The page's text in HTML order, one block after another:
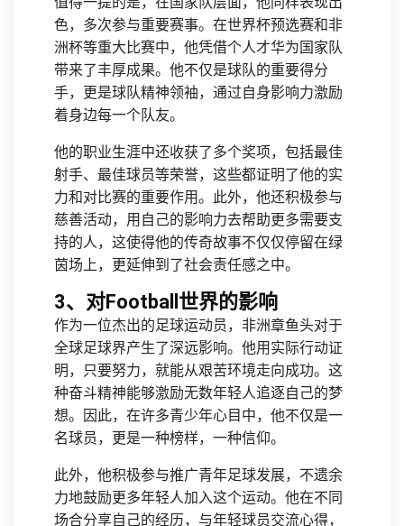
色，多次参与重要赛事。在世界杯预选赛和非
洲杯等重大比赛中，他凭借个人才华为国家队
带来了丰厚成果。他不仅是球队的重要得分
手，更是球队精神领袖，通过自身影响力激励
着身边每一个队友。
他的职业生涯中还收获了多个奖项，包括最佳
射手、最佳球员等荣誉，这些都证明了他的实
力和对比赛的重要作用。此外，他还积极参与
慈善活动，用自己的影响力去帮助更多需要支
持的人，这使得他的传奇故事不仅仅停留在绿
茵场上，更延伸到了社会责任感之中。
3、对Football世界的影响
作为一位杰出的足球运动员，非洲章鱼头对于
全球足球界产生了深远影响。他用实际行动证
明，只要努力，就能从艰苦环境走向成功。这
种奋斗精神能够激励无数年轻人追逐自己的梦
想。因此，在许多青少年心目中，他不仅是一
名球员，更是一种榜样，一种信仰。
此外，他积极参与推广青年足球发展，不遗余
力地鼓励更多年轻人加入这个运动。他在不同
场合分享自己的经历，与年轻球员交流心得，